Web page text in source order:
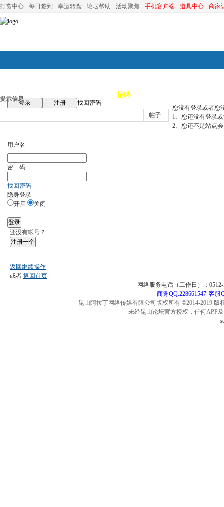
打赏中心 每日签到 幸运转盘 论坛帮助 活动聚焦 手机客户端 道具中心 商家
论坛首页 招聘
登录 注册
找回密码
帖子
提示信息
您没有登录或者您
1、您还没有登录
2、您还不是站点
用户名
密 码
找回密码
隐身登录
开启
关闭
登录
还没有帐号？
注册一个
返回继续操作
或者 返回首页
网络服务电话（工作日）：
商务QQ:228661547| 客服
昆山阿拉丁网络传媒有限公司版权所有 ©2014-2019
未经昆山论坛官方授权，任何APP